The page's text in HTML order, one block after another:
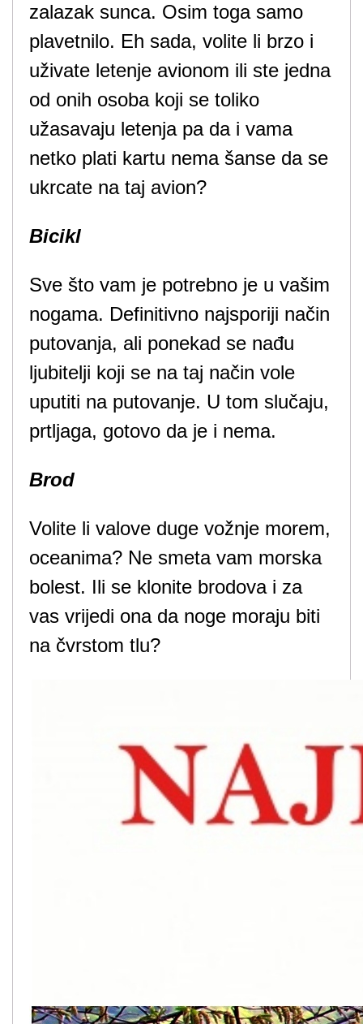
zalazak sunca. Osim toga samo
plavetnilo. Eh sada, volite li brzo i
uživate letenje avionom ili ste jedna
od onih osoba koji se toliko
užasavaju letenja pa da i vama
netko plati kartu nema šanse da se
ukrcate na taj avion?
Bicikl
Sve što vam je potrebno je u vašim
nogama. Definitivno najsporiji način
putovanja, ali ponekad se nađu
ljubitelji koji se na taj način vole
uputiti na putovanje. U tom slučaju,
prtljaga, gotovo da je i nema.
Brod
Volite li valove duge vožnje morem,
oceanima? Ne smeta vam morska
bolest. Ili se klonite brodova i za
vas vrijedi ona da noge moraju biti
na čvrstom tlu?